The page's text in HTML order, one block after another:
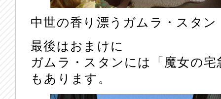
中世の香り漂うガムラ・ス
最後はおまけに
ガムラ・スタンには「魔女の
もあります。